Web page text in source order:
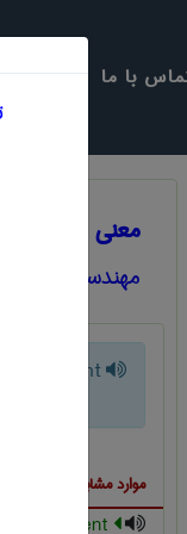
با ما
معنی MASTICATING AGENT
مهندسی پليمر
agent
موارد مشابه با اصطلاح